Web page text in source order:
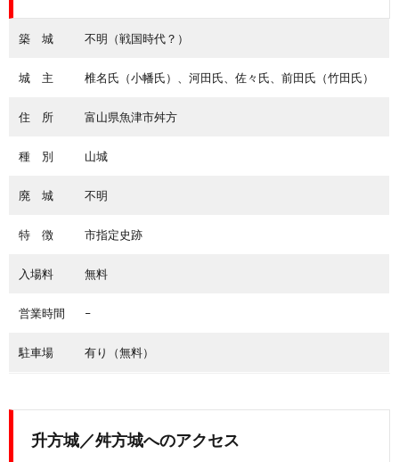
築 城 不明（戦国時代？）
城 主 椎名氏（小幡氏）、河田氏、佐々氏、前田氏（竹田氏）
住 所 富山県魚津市舛方
種 別 山城
廃 城 不明
特 徴 市指定史跡
入場料 無料
営業時間 –
駐車場 有り（無料）
升方城／舛方城へのアクセス